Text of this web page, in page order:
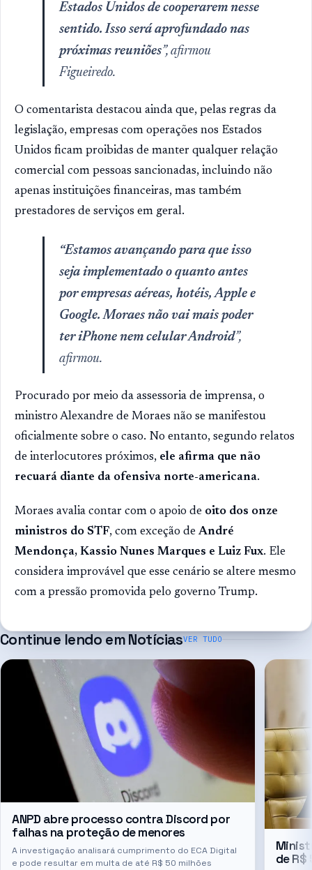
Estados Unidos de cooperarem nesse
sentido. Isso será aprofundado nas
próximas reuniões”, afirmou
Figueiredo.
O comentarista destacou ainda que, pelas regras da
legislação, empresas com operações nos Estados
Unidos ficam proibidas de manter qualquer relação
comercial com pessoas sancionadas, incluindo não
apenas instituições financeiras, mas também
prestadores de serviços em geral.
“Estamos avançando para que isso
seja implementado o quanto antes
por empresas aéreas, hotéis, Apple e
Google. Moraes não vai mais poder
ter iPhone nem celular Android”,
afirmou.
Procurado por meio da assessoria de imprensa, o
ministro Alexandre de Moraes não se manifestou
oficialmente sobre o caso. No entanto, segundo relatos
de interlocutores próximos, ele afirma que não
recuará diante da ofensiva norte-americana.
Moraes avalia contar com o apoio de oito dos onze
ministros do STF, com exceção deAndré
Mendonça, Kassio Nunes Marques e Luiz Fux. Ele
considera improvável que esse cenário se altere mesmo
com a pressão promovida pelo governo Trump.
Continue lendo emNotíciasVER TUDO
ANPD abre processo contra Discord por
falhas na proteção de menores
A investigação analisará cumprimento do ECA Digital
e pode resultar em multa de até R$ 50 milhões
de R$